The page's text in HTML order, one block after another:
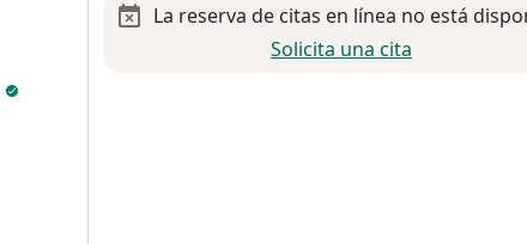
La reserva de citas en línea no está
Solicita una cita